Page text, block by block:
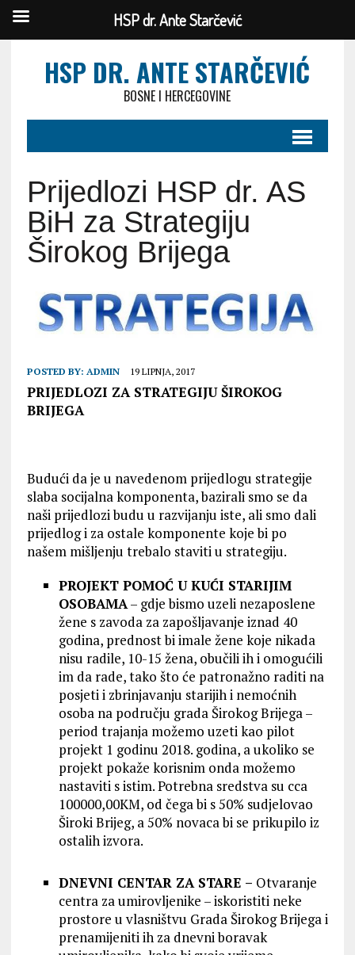
HSP DR. ANTE STARČEVIĆ
BOSNE I HERCEGOVINE
Prijedlozi HSP dr. AS
BiH za Strategiju
Širokog Brijega
POSTED BY: ADMIN 19 LIPNJA, 2017
PRIJEDLOZI ZA STRATEGIJU ŠIROKOG
BRIJEGA
Budući da je u navedenom prijedlogu strategije
slaba socijalna komponenta, bazirali smo se da
naši prijedlozi budu u razvijanju iste, ali smo dali
prijedlog i za ostale komponente koje bi po
našem mišljenju trebalo staviti u strategiju.
PROJEKT POMOĆ U KUĆI STARIJIM
OSOBAMA– gdje bismo uzeli nezaposlene
žene s zavoda za zapošljavanje iznad 40
godina, prednost bi imale žene koje nikada
nisu radile, 10-15 žena, obučili ih i omogućili
im da rade, tako što će patronažno raditi na
posjeti i zbrinjavanju starijih i nemoćnih
osoba na području grada Širokog Brijega –
period trajanja možemo uzeti kao pilot
projekt 1 godinu 2018. godina, a ukoliko se
projekt pokaže korisnim onda možemo
nastaviti s istim. Potrebna sredstva su cca
100000,00KM, od čega bi s 50% sudjelovao
Široki Brijeg, a 50% novaca bi se prikupilo iz
ostalih izvora.
DNEVNI CENTAR ZA STARE – Otvaranje
centra za umirovljenike – iskoristiti neke
prostore u vlasništvu Grada Širokog Brijega i
prenamijeniti ih za dnevni boravak
HSP dr. Ante Starčević